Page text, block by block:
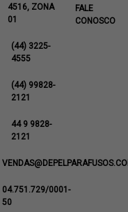
4516, ZONA
01
(44) 3225-
4555
(44) 99828-
2121
44 9 9828-
2121
04.751.729/0001-
50
FALE
CONOSCO